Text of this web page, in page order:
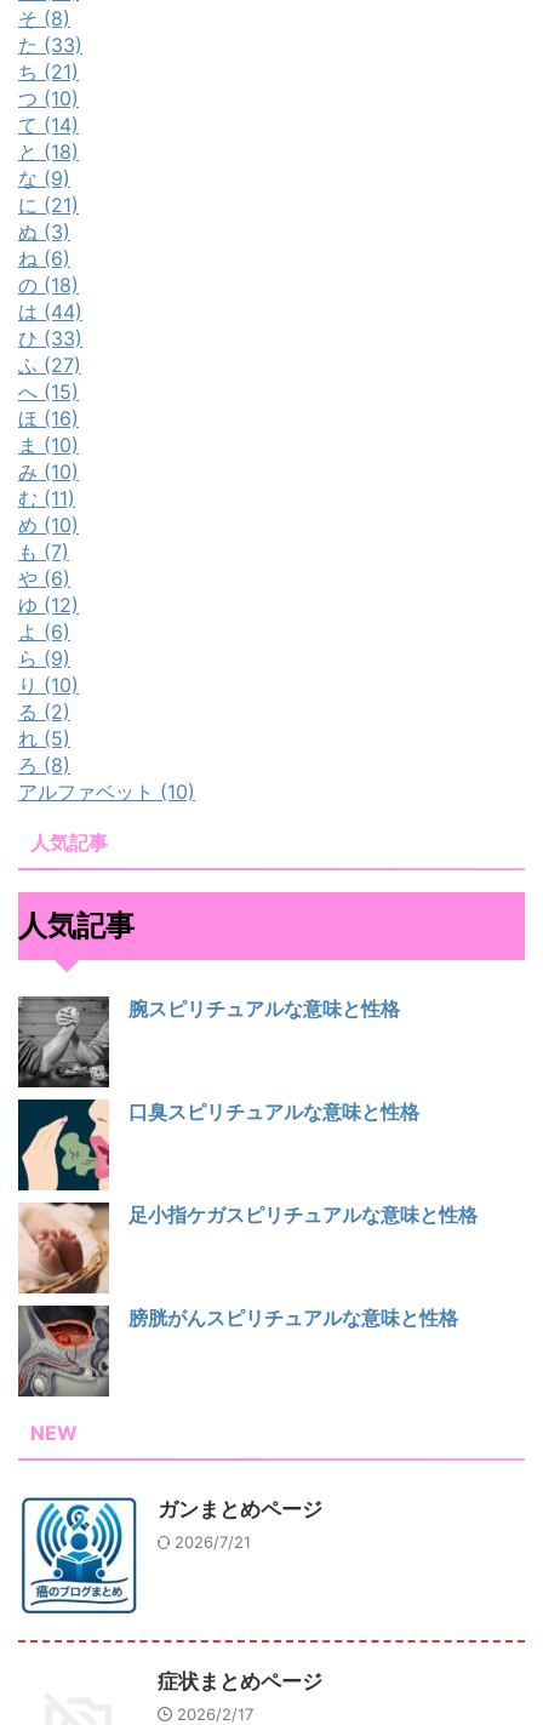
そ (8)
た (33)
ち (21)
つ (10)
て (14)
と (18)
な (9)
に (21)
ぬ (3)
ね (6)
の (18)
は (44)
ひ (33)
ふ (27)
へ (15)
ほ (16)
ま (10)
み (10)
む (11)
め (10)
も (7)
や (6)
ゆ (12)
よ (6)
ら (9)
り (10)
る (2)
れ (5)
ろ (8)
アルファベット (10)
人気記事
人気記事
腕スピリチュアルな意味と性格
口臭スピリチュアルな意味と性格
足小指ケガスピリチュアルな意味と性格
膀胱がんスピリチュアルな意味と性格
NEW
ガンまとめページ
2026/7/21
症状まとめページ
2026/2/17